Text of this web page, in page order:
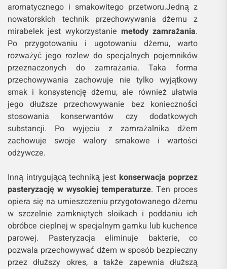
aromatycznego i smakowitego przetworu.Jedną z
nowatorskich technik przechowywania dżemu z
mirabelek jest wykorzystanie metody zamrażania.
Po przygotowaniu i ugotowaniu dżemu, warto
rozważyć jego rozlew do specjalnych pojemników
przeznaczonych do zamrażania. Taka forma
przechowywania zachowuje nie tylko wyjątkowy
smak i konsystencję dżemu, ale również ułatwia
jego dłuższe przechowywanie bez konieczności
stosowania konserwantów czy dodatkowych
substancji. Po wyjęciu z zamrażalnika dżem
zachowuje swoje walory smakowe i wartości
odżywcze.
Inną intrygującą techniką jest konserwacja poprzez
pasteryzację w wysokiej temperaturze. Ten proces
opiera się na umieszczeniu przygotowanego dżemu
w szczelnie zamkniętych słoikach i poddaniu ich
obróbce cieplnej w specjalnym garnku lub kuchence
parowej. Pasteryzacja eliminuje bakterie, co
pozwala przechowywać dżem w sposób bezpieczny
przez dłuższy okres, a także zapewnia dłuższą